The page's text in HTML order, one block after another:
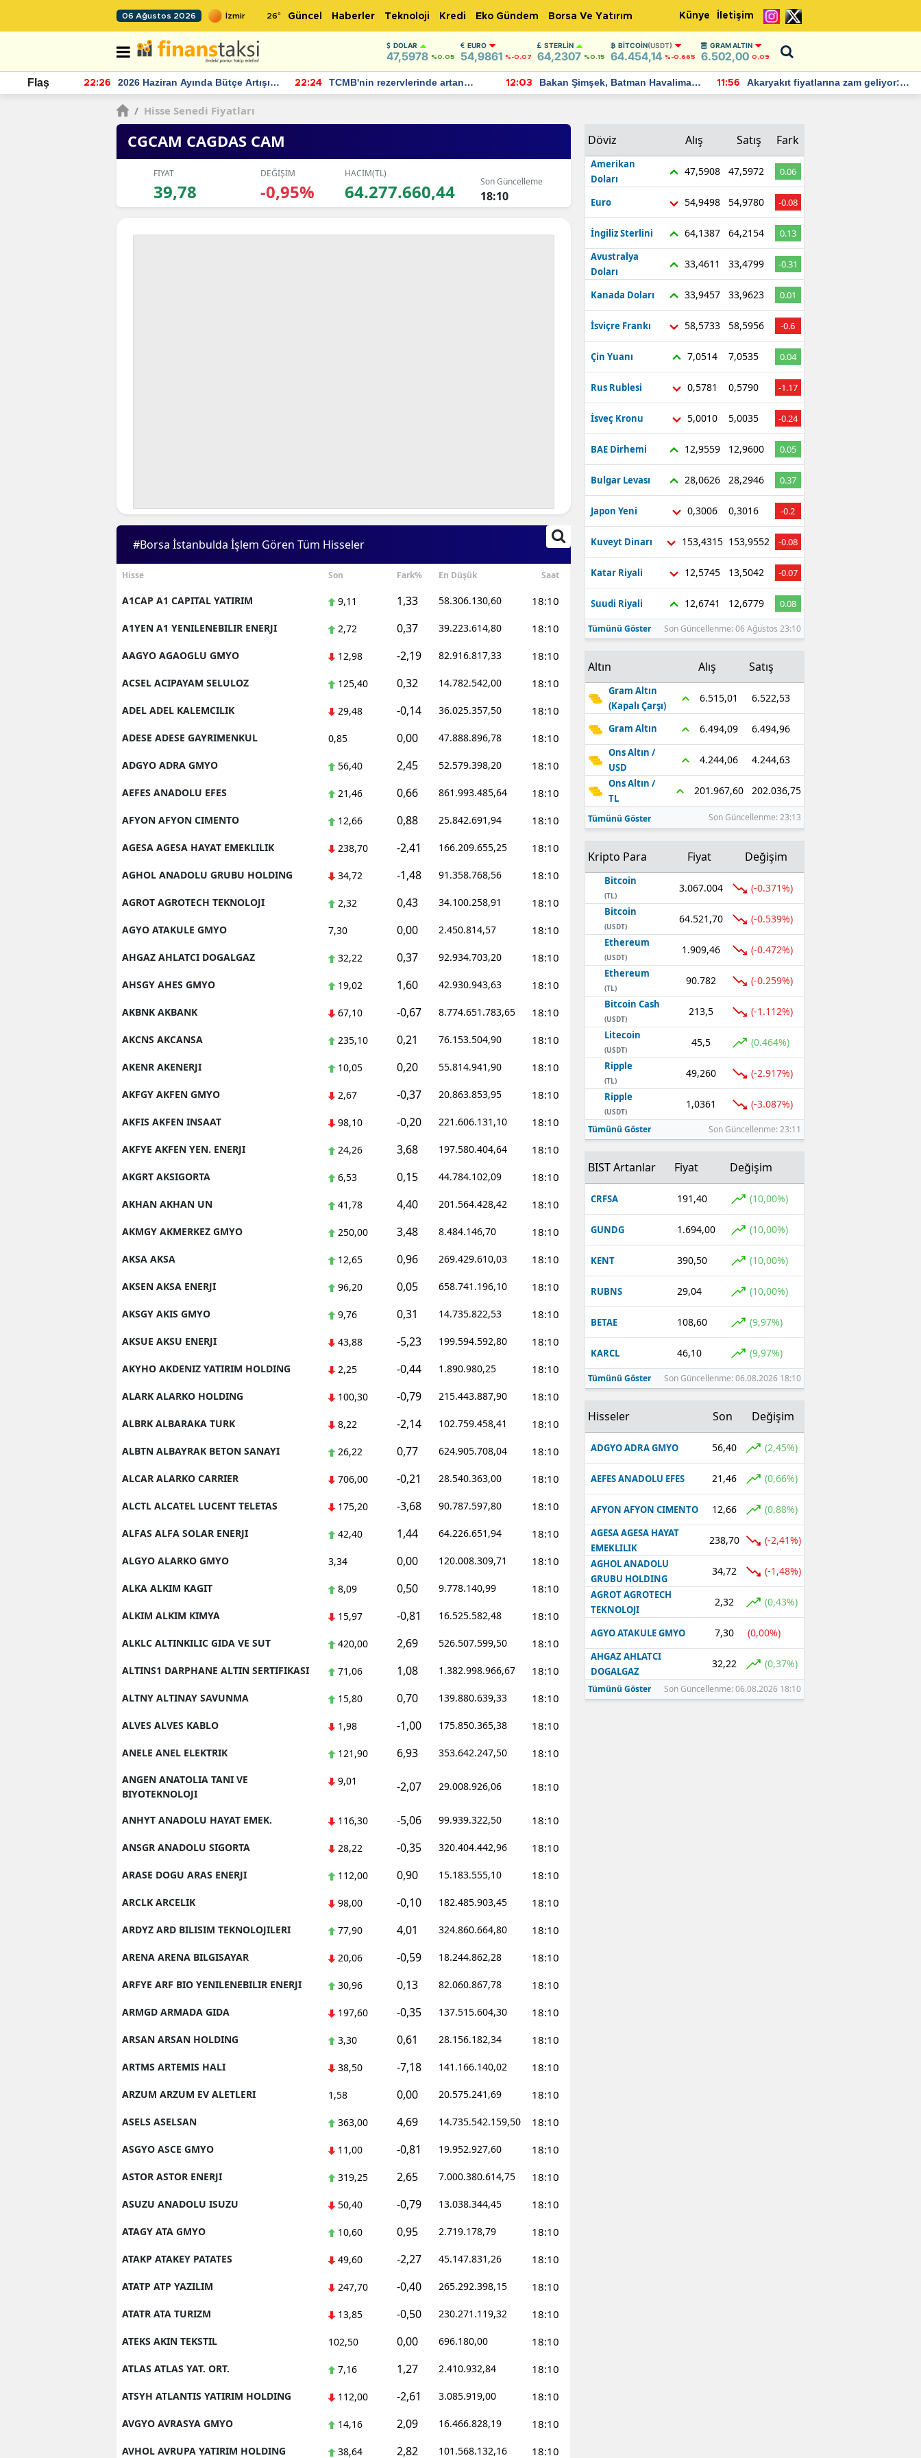
06 Ağustos 2026 26° Güncel Haberler Teknoloji Kredi Eko Gündem Borsa Ve Yatırım Künye İletişim
DOLAR
47,5978 %0.05
EURO
54,9861 %-0.07
STERLIN
64,2307 %0.15
BITCOIN(USDT)
64.454,14 %-0.665
GRAM ALTIN
6.502,00 0,09
Flaş 22:26
2026 Haziran Ayında Bütçe Artışı
Yaşandı
22:24
TCMB'nin rezervlerinde artan
momentum devam ediyor
12:03
Bakan Şimşek, Batman Havalimanı
için umut verici açıklamalarda
11:56
Akaryakıt fiyatlarına zam geliyor:
Yeni tarih açıklandı
/ Hisse Senedi Fiyatları
CGCAM CAGDAS CAM
FİYAT
39,78
DEĞİŞİM
-0,95%
HACİM(TL)
64.277.660,44 Son Güncelleme
18:10
#Borsa İstanbulda İşlem Gören Tüm Hisseler
Hisse Son Fark% En Düşük Saat
A1CAP A1 CAPITAL YATIRIM 9,11 1,33 58.306.130,60 18:10
A1YEN A1 YENILENEBILIR ENERJI 2,72 0,37 39.223.614,80 18:10
AAGYO AGAOGLU GMYO 12,98 -2,19 82.916.817,33 18:10
ACSEL ACIPAYAM SELULOZ 125,40 0,32 14.782.542,00 18:10
ADEL ADEL KALEMCILIK 29,48 -0,14 36.025.357,50 18:10
ADESE ADESE GAYRIMENKUL 0,85 0,00 47.888.896,78 18:10
ADGYO ADRA GMYO 56,40 2,45 52.579.398,20 18:10
AEFES ANADOLU EFES 21,46 0,66 861.993.485,64 18:10
AFYON AFYON CIMENTO 12,66 0,88 25.842.691,94 18:10
AGESA AGESA HAYAT EMEKLILIK 238,70 -2,41 166.209.655,25 18:10
AGHOL ANADOLU GRUBU HOLDING 34,72 -1,48 91.358.768,56 18:10
AGROT AGROTECH TEKNOLOJI 2,32 0,43 34.100.258,91 18:10
AGYO ATAKULE GMYO 7,30 0,00 2.450.814,57 18:10
AHGAZ AHLATCI DOGALGAZ 32,22 0,37 92.934.703,20 18:10
AHSGY AHES GMYO 19,02 1,60 42.930.943,63 18:10
AKBNK AKBANK 67,10 -0,67 8.774.651.783,65 18:10
AKCNS AKCANSA 235,10 0,21 76.153.504,90 18:10
AKENR AKENERJI 10,05 0,20 55.814.941,90 18:10
AKFGY AKFEN GMYO 2,67 -0,37 20.863.853,95 18:10
AKFIS AKFEN INSAAT 98,10 -0,20 221.606.131,10 18:10
AKFYE AKFEN YEN. ENERJI 24,26 3,68 197.580.404,64 18:10
AKGRT AKSIGORTA 6,53 0,15 44.784.102,09 18:10
AKHAN AKHAN UN 41,78 4,40 201.564.428,42 18:10
AKMGY AKMERKEZ GMYO 250,00 3,48 8.484.146,70 18:10
AKSA AKSA 12,65 0,96 269.429.610,03 18:10
AKSEN AKSA ENERJI 96,20 0,05 658.741.196,10 18:10
AKSGY AKIS GMYO 9,76 0,31 14.735.822,53 18:10
AKSUE AKSU ENERJI 43,88 -5,23 199.594.592,80 18:10
AKYHO AKDENIZ YATIRIM HOLDING 2,25 -0,44 1.890.980,25 18:10
ALARK ALARKO HOLDING 100,30 -0,79 215.443.887,90 18:10
ALBRK ALBARAKA TURK 8,22 -2,14 102.759.458,41 18:10
ALBTN ALBAYRAK BETON SANAYI 26,22 0,77 624.905.708,04 18:10
ALCAR ALARKO CARRIER 706,00 -0,21 28.540.363,00 18:10
ALCTL ALCATEL LUCENT TELETAS 175,20 -3,68 90.787.597,80 18:10
ALFAS ALFA SOLAR ENERJI 42,40 1,44 64.226.651,94 18:10
ALGYO ALARKO GMYO 3,34 0,00 120.008.309,71 18:10
ALKA ALKIM KAGIT 8,09 0,50 9.778.140,99 18:10
ALKIM ALKIM KIMYA 15,97 -0,81 16.525.582,48 18:10
ALKLC ALTINKILIC GIDA VE SUT 420,00 2,69 526.507.599,50 18:10
ALTINS1 DARPHANE ALTIN SERTIFIKASI 71,06 1,08 1.382.998.966,67 18:10
ALTNY ALTINAY SAVUNMA 15,80 0,70 139.880.639,33 18:10
ALVES ALVES KABLO 1,98 -1,00 175.850.365,38 18:10
ANELE ANEL ELEKTRIK 121,90 6,93 353.642.247,50 18:10
ANGEN ANATOLIA TANI VE
BIYOTEKNOLOJI
9,01 -2,07 29.008.926,06 18:10
ANHYT ANADOLU HAYAT EMEK. 116,30 -5,06 99.939.322,50 18:10
ANSGR ANADOLU SIGORTA 28,22 -0,35 320.404.442,96 18:10
ARASE DOGU ARAS ENERJI 112,00 0,90 15.183.555,10 18:10
ARCLK ARCELIK 98,00 -0,10 182.485.903,45 18:10
ARDYZ ARD BILISIM TEKNOLOJILERI 77,90 4,01 324.860.664,80 18:10
ARENA ARENA BILGISAYAR 20,06 -0,59 18.244.862,28 18:10
ARFYE ARF BIO YENILENEBILIR ENERJI 30,96 0,13 82.060.867,78 18:10
ARMGD ARMADA GIDA 197,60 -0,35 137.515.604,30 18:10
ARSAN ARSAN HOLDING 3,30 0,61 28.156.182,34 18:10
ARTMS ARTEMIS HALI 38,50 -7,18 141.166.140,02 18:10
ARZUM ARZUM EV ALETLERI 1,58 0,00 20.575.241,69 18:10
ASELS ASELSAN 363,00 4,69 14.735.542.159,50 18:10
ASGYO ASCE GMYO 11,00 -0,81 19.952.927,60 18:10
ASTOR ASTOR ENERJI 319,25 2,65 7.000.380.614,75 18:10
ASUZU ANADOLU ISUZU 50,40 -0,79 13.038.344,45 18:10
ATAGY ATA GMYO 10,60 0,95 2.719.178,79 18:10
ATAKP ATAKEY PATATES 49,60 -2,27 45.147.831,26 18:10
ATATP ATP YAZILIM 247,70 -0,40 265.292.398,15 18:10
ATATR ATA TURIZM 13,85 -0,50 230.271.119,32 18:10
ATEKS AKIN TEKSTIL 102,50 0,00 696.180,00 18:10
ATLAS ATLAS YAT. ORT. 7,16 1,27 2.410.932,84 18:10
ATSYH ATLANTIS YATIRIM HOLDING 112,00 -2,61 3.085.919,00 18:10
AVGYO AVRASYA GMYO 14,16 2,09 16.466.828,19 18:10
AVHOL AVRUPA YATIRIM HOLDING 38,64 2,82 101.568.132,16 18:10
Döviz Alış Satış Fark
Amerikan
Doları
47,5908 47,5972 0.06
Euro 54,9498 54,9780 -0.08
İngiliz Sterlini 64,1387 64,2154
0.13
Avustralya
Doları
33,4611 33,4799 -0.31
Kanada Doları 33,9457 33,9623 0.01
İsviçre Frankı 58,5733 58,5956 -0.6
Çin Yuanı 7,0514 7,0535 0.04
Rus Rublesi 0,5781 0,5790 -1.17
İsveç Kronu 5,0010 5,0035 -0.24
BAE Dirhemi 12,9559 12,9600 0.05
Bulgar Levası 28,0626 28,2946 0.37
Japon Yeni 0,3006 0,3016 -0.2
Kuveyt Dinarı 153,4315 153,9552 -0.08
Katar Riyali 12,5745 13,5042 -0.07
Suudi Riyali 12,6741 12,6779 0.08
Tümünü Göster Son Güncellenme: 06 Ağustos 23:10
Altın Alış Satış
Gram Altın
(Kapalı Çarşı)
6.515,01 6.522,53
Gram Altın 6.494,09 6.494,96
Ons Altın /
USD
4.244,06 4.244,63
Ons Altın /
TL
201.967,60 202.036,75
Tümünü Göster Son Güncellenme: 23:13
Kripto Para Fiyat Değişim
Bitcoin
(TL)
3.067.004 (-0.371%)
Bitcoin
(USDT)
64.521,70 (-0.539%)
Ethereum
(USDT)
1.909,46 (-0.472%)
Ethereum
(TL)
90.782 (-0.259%)
Bitcoin Cash
(USDT)
213,5 (-1.112%)
Litecoin
(USDT)
45,5 (0.464%)
Ripple
(TL)
49,260 (-2.917%)
Ripple
(USDT)
1,0361 (-3.087%)
Tümünü Göster Son Güncellenme: 23:11
BIST Artanlar Fiyat Değişim
CRFSA 191,40 (10,00%)
GUNDG 1.694,00 (10,00%)
KENT 390,50 (10,00%)
RUBNS 29,04 (10,00%)
BETAE 108,60 (9,97%)
KARCL 46,10 (9,97%)
Tümünü Göster Son Güncellenme: 06.08.2026 18:10
Hisseler Son Değişim
ADGYO ADRA GMYO 56,40 (2,45%)
AEFES ANADOLU EFES 21,46 (0,66%)
AFYON AFYON CIMENTO 12,66 (0,88%)
AGESA AGESA HAYAT
EMEKLILIK
238,70 (-2,41%)
AGHOL ANADOLU
GRUBU HOLDING
34,72 (-1,48%)
AGROT AGROTECH
TEKNOLOJI
2,32 (0,43%)
AGYO ATAKULE GMYO 7,30 (0,00%)
AHGAZ AHLATCI
DOGALGAZ
32,22 (0,37%)
Tümünü Göster Son Güncellenme: 06.08.2026 18:10